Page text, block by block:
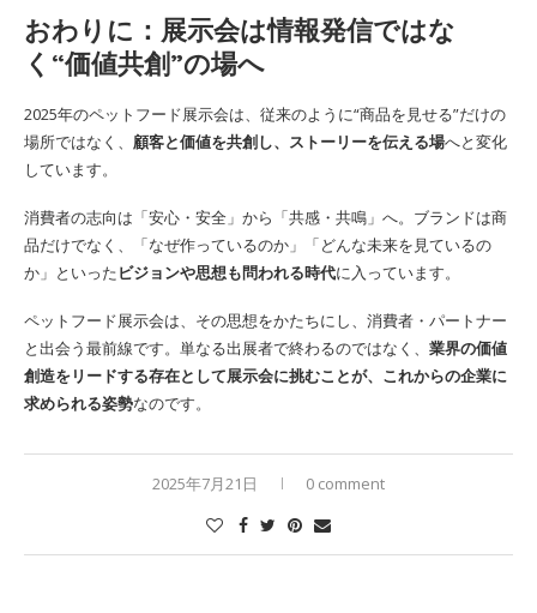
おわりに：展示会は情報発信ではな
く“価値共創”の場へ
2025年のペットフード展示会は、従来のように“商品を見せる”だけの
場所ではなく、 顧客と価値を共創し、ストーリーを伝える場へと変化
しています。
消費者の志向は「安心・安全」から「共感・共鳴」へ。ブランドは商
品だけでなく、「なぜ作っているのか」「どんな未来を見ているの
か」といったビジョンや思想も問われる時代に入っています。
ペットフード展示会は、その思想をかたちにし、消費者・パートナー
と出会う最前線です。単なる出展者で終わるのではなく、 業界の価値
創造をリードする存在として展示会に挑むことが、これからの企業に
求められる姿勢なのです。
2025年7月21日 0 comment